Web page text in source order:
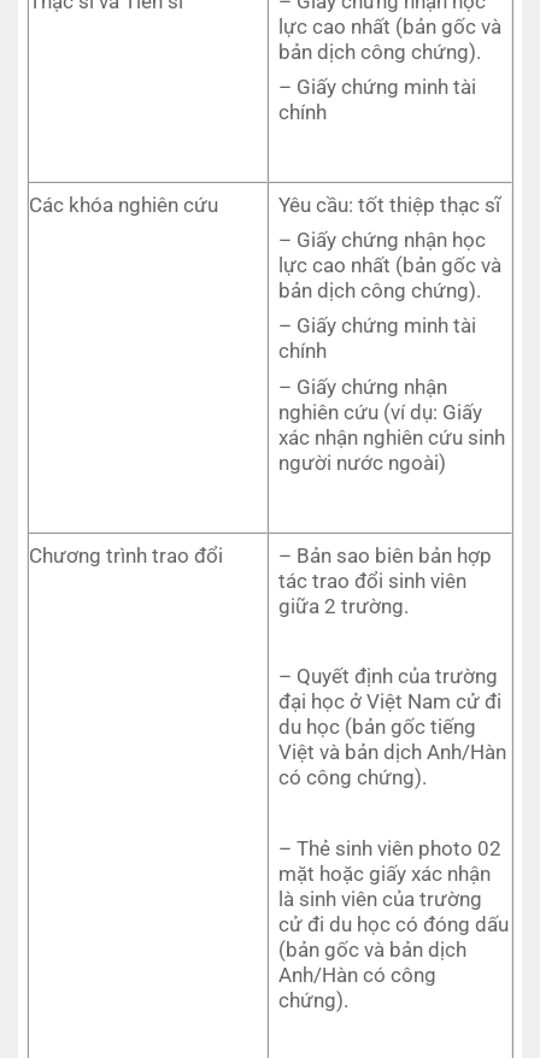
lực cao nhất (bản gốc và
bản dịch công chứng).
– Giấy chứng minh tài
chính
Các khóa nghiên cứu
Yêu cầu: tốt thiệp thạc sĩ
– Giấy chứng nhận học
lực cao nhất (bản gốc và
bản dịch công chứng).
– Giấy chứng minh tài
chính
– Giấy chứng nhận
nghiên cứu (ví dụ: Giấy
xác nhận nghiên cứu sinh
người nước ngoài)
Chương trình trao đổi
– Bản sao biên bản hợp
tác trao đổi sinh viên
giữa 2 trường.
– Quyết định của trường
đại học ở Việt Nam cử đi
du học (bản gốc tiếng
Việt và bản dịch Anh/Hàn
có công chứng).
– Thẻ sinh viên photo 02
mặt hoặc giấy xác nhận
là sinh viên của trường
cử đi du học có đóng dấu
(bản gốc và bản dịch
Anh/Hàn có công
chứng).